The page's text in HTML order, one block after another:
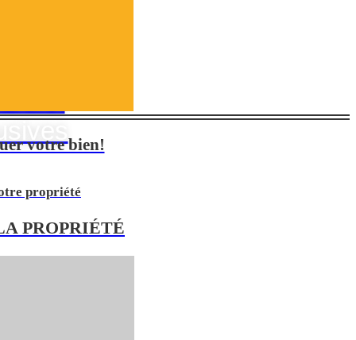
votre bien!
propriété
PROPRIÉTÉ